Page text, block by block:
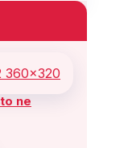
ne